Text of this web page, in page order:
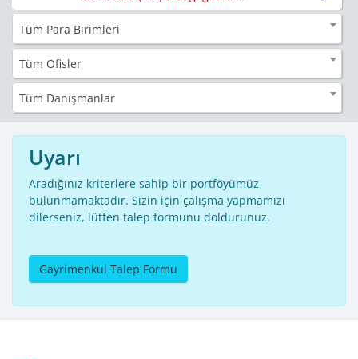
Tüm Para Birimleri
Tüm Ofisler
Tüm Danışmanlar
Uyarı
Aradığınız kriterlere sahip bir portföyümüz
bulunmamaktadır. Sizin için çalışma yapmamızı
dilerseniz, lütfen talep formunu doldurunuz.
Gayrimenkul Talep Formu